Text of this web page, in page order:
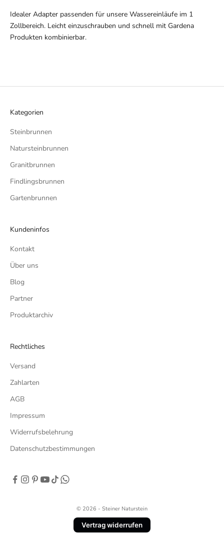
Idealer Adapter passenden für unsere Wassereinläufe im 1
Zollbereich. Leicht einzuschrauben und schnell mit Gardena
Produkten kombinierbar.
Kategorien
Steinbrunnen
Natursteinbrunnen
Granitbrunnen
Findlingsbrunnen
Gartenbrunnen
Kundeninfos
Kontakt
Über uns
Blog
Partner
Produktarchiv
Rechtliches
Versand
Zahlarten
AGB
Impressum
Widerrufsbelehrung
Datenschutzbestimmungen
© 2026 - Steiner Naturstein
Vertrag widerrufen